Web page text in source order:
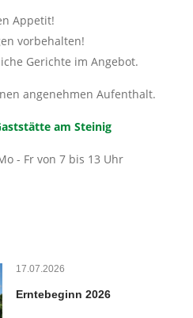
Appetit!
vorbehalten!
Gerichte im Angebot.
angenehmen Aufenthalt.
am Steinig
- Fr von 7 bis 13 Uhr
17.07.2026
Erntebeginn 2026